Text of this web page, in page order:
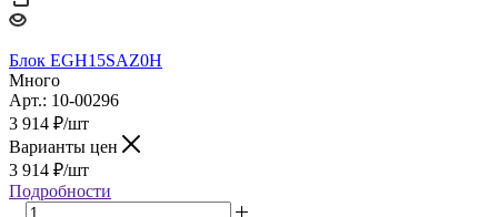
Блок EGH15SAZ0H
Много
Арт.: 10-00296
3 914 ₽/шт
Варианты цен
3 914 ₽/шт
Подробности